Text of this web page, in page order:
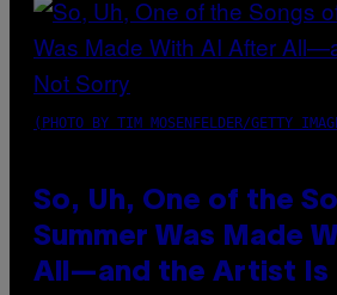
(PHOTO BY TIM MOSENFELDER/GETTY
So, Uh, One of the
Summer Was Made
All—and the Artist Is